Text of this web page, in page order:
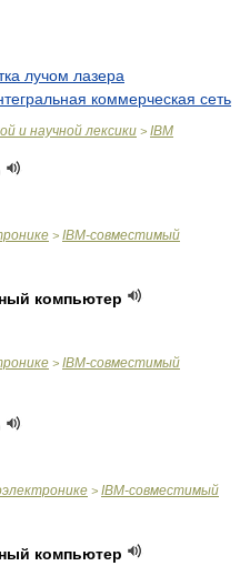
лучом лазера
коммерческая сеть
и научной лексики > IBM
> IBM-совместимый
компьютер
> IBM-совместимый
> IBM-совместимый
компьютер